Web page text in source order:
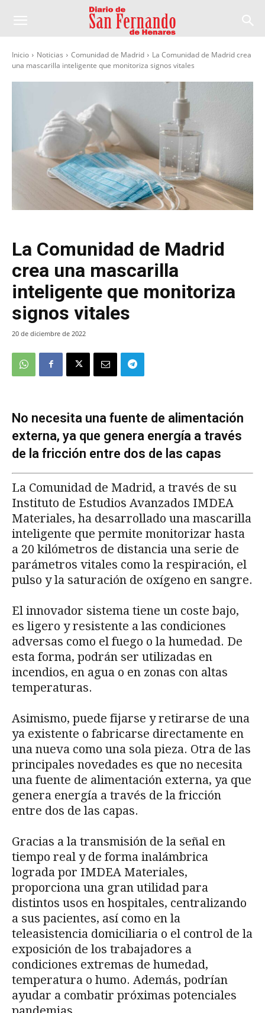
Inicio Noticias Comunidad de Madrid
La Comunidad de Madrid crea
una mascarilla inteligente que monitoriza signos vitales
La Comunidad de Madrid
crea una mascarilla
inteligente que monitoriza
signos vitales
20 de diciembre de 2022
No necesita una fuente de alimentación
externa, ya que genera energía a través
de la fricción entre dos de las capas
La Comunidad de Madrid, a través de su
Instituto de Estudios Avanzados IMDEA
Materiales, ha desarrollado una mascarilla
inteligente que permite monitorizar hasta
a 20 kilómetros de distancia una serie de
parámetros vitales como la respiración, el
pulso y la saturación de oxígeno en sangre.
El innovador sistema tiene un coste bajo,
es ligero y resistente a las condiciones
adversas como el fuego o la humedad. De
esta forma, podrán ser utilizadas en
incendios, en agua o en zonas con altas
temperaturas.
Asimismo, puede fijarse y retirarse de una
ya existente o fabricarse directamente en
una nueva como una sola pieza. Otra de las
principales novedades es que no necesita
una fuente de alimentación externa, ya que
genera energía a través de la fricción
entre dos de las capas.
Gracias a la transmisión de la señal en
tiempo real y de forma inalámbrica
lograda por IMDEA Materiales,
proporciona una gran utilidad para
distintos usos en hospitales, centralizando
a sus pacientes, así como en la
teleasistencia domiciliaria o el control de la
exposición de los trabajadores a
condiciones extremas de humedad,
temperatura o humo. Además, podrían
ayudar a combatir próximas potenciales